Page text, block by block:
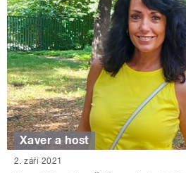
Xaver a host
2. září 2021